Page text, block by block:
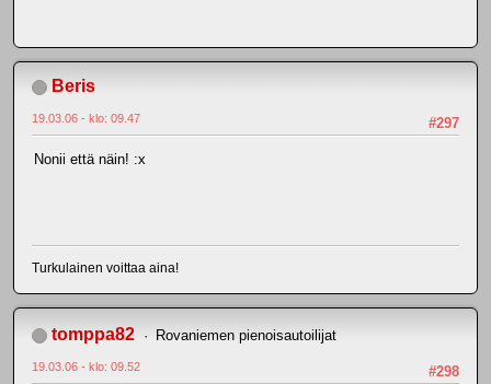
Beris
#297
19.03.06 - klo: 09.47
Nonii että näin! :x
Turkulainen voittaa aina!
tomppa82 Rovaniemen pienoisautoilijat
#298
19.03.06 - klo: 09.52